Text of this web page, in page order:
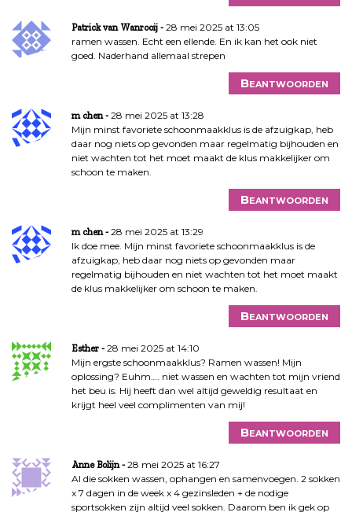
Patrick van Wanrooij
28 mei 2025 at 13:05
ramen wassen. Echt een ellende. En ik kan het ook niet
goed. Naderhand allemaal strepen
Beantwoorden
m chen
28 mei 2025 at 13:28
Mijn minst favoriete schoonmaakklus is de afzuigkap, heb
daar nog niets op gevonden maar regelmatig bijhouden en
niet wachten tot het moet maakt de klus makkelijker om
schoon te maken.
Beantwoorden
m chen
28 mei 2025 at 13:29
Ik doe mee. Mijn minst favoriete schoonmaakklus is de
afzuigkap, heb daar nog niets op gevonden maar
regelmatig bijhouden en niet wachten tot het moet maakt
de klus makkelijker om schoon te maken.
Beantwoorden
Esther
28 mei 2025 at 14:10
Mijn ergste schoonmaakklus? Ramen wassen! Mijn
oplossing? Euhm…. niet wassen en wachten tot mijn vriend
het beu is. Hij heeft dan wel altijd geweldig resultaat en
krijgt heel veel complimenten van mij!
Beantwoorden
Anne Bolijn
28 mei 2025 at 16:27
Al die sokken wassen, ophangen en samenvoegen. 2 sokken
x 7 dagen in de week x 4 gezinsleden + de nodige
sportsokken zijn altijd veel sokken. Daarom ben ik gek op